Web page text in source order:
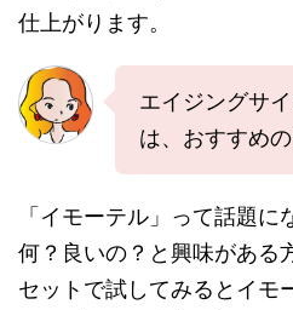
仕上がります。
エイジングサ
は、おすすめ
「イモーテル」って話題に
何？良いの？と興味がある
セットで試してみるとイモ